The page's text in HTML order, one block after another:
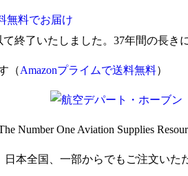
無料でお届け
終了いたしました。37年間の長き
（Amazonプライムで送料無料）
One Aviation Supplies
本全国、一部からでもご注文いた